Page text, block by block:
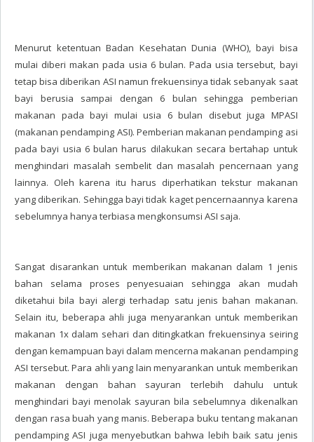
Menurut ketentuan Badan Kesehatan Dunia (WHO), bayi bisa
mulai diberi makan pada usia 6 bulan. Pada usia tersebut, bayi
tetap bisa diberikan ASI namun frekuensinya tidak sebanyak saat
bayi berusia sampai dengan 6 bulan sehingga pemberian
makanan pada bayi mulai usia 6 bulan disebut juga MPASI
(makanan pendamping ASI). Pemberian makanan pendamping asi
pada bayi usia 6 bulan harus dilakukan secara bertahap untuk
menghindari masalah sembelit dan masalah pencernaan yang
lainnya. Oleh karena itu harus diperhatikan tekstur makanan
yang diberikan. Sehingga bayi tidak kaget pencernaannya karena
sebelumnya hanya terbiasa mengkonsumsi ASI saja.
Sangat disarankan untuk memberikan makanan dalam 1 jenis
bahan selama proses penyesuaian sehingga akan mudah
diketahui bila bayi alergi terhadap satu jenis bahan makanan.
Selain itu, beberapa ahli juga menyarankan untuk memberikan
makanan 1x dalam sehari dan ditingkatkan frekuensinya seiring
dengan kemampuan bayi dalam mencerna makanan pendamping
ASI tersebut. Para ahli yang lain menyarankan untuk memberikan
makanan dengan bahan sayuran terlebih dahulu untuk
menghindari bayi menolak sayuran bila sebelumnya dikenalkan
dengan rasa buah yang manis. Beberapa buku tentang makanan
pendamping ASI juga menyebutkan bahwa lebih baik satu jenis